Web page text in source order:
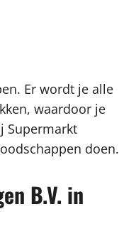
Er wordt je alle
waardoor je
Supermarkt
doen.
B.V. in